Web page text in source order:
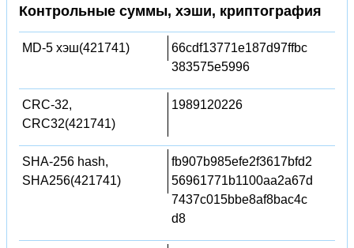
Контрольные суммы, хэши, криптография
MD-5 хэш(421741)
66cdf13771e187d97ffbc
383575e5996
CRC-32,
CRC32(421741)
1989120226
SHA-256 hash,
SHA256(421741)
fb907b985efe2f3617bfd2
56961771b1100aa2a67d
7437c015bbe8af8bac4c
d8